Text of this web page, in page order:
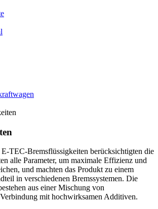
TEC-Bremsflüssigkeiten berücksichtigten die
alle Parameter, um maximale Effizienz und
und machten das Produkt zu einem
in verschiedenen Bremssystemen. Die
aus einer Mischung von
mit hochwirksamen Additiven.